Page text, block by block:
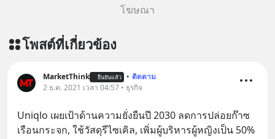
โฆษณา
โพสต์ที่เกี่ยวข้อง
MarketThink ยืนยันแล้ว • ติดตาม
2 ธ.ค. 2021 เวลา 04:57 • ธุรกิจ
Uniqlo เผยเป้าด้านความยั่งยืนปี 2030 ลดการปล่อยก๊าซ
เรือนกระจก, ใช้วัสดุรีไซเคิล, เพิ่มผู้บริหารผู้หญิงเป็น 50%